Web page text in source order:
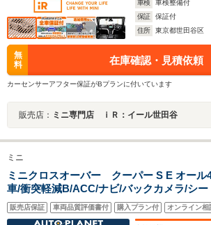
車検 車検整備付
保証
保証付
住所
東京都世田谷区
無
料
在庫確認・見積依頼
カーセンサーアフター保証がBプランに付いています
販売店： ミニ専門店 ｉＲ：イール世田谷
ミニ
ミニクロスオーバー クーパー S E オー
車/衝突軽減B/ACC/ナビ/バックカメラ/シー
ー/LEDヘッドライト/スマートキー/クルー
ル/パワーテールゲート/ミラーETC/アルミ/
販売店保証 車両品質評価書付 購入プラン付 オンライン相